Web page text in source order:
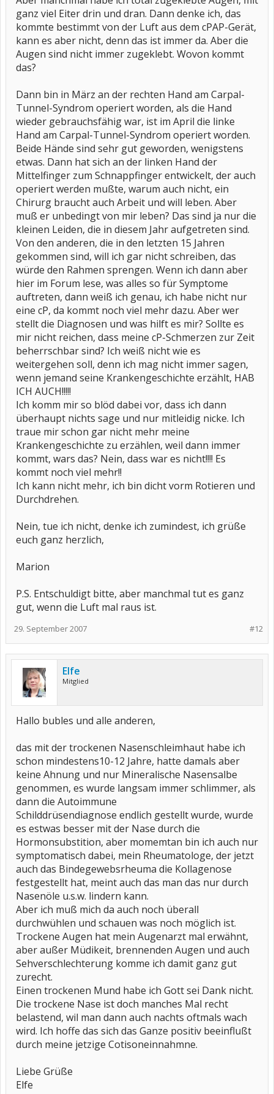
ganz viel Eiter drin und dran. Dann denke ich, das
kommte bestimmt von der Luft aus dem cPAP-Gerät,
kann es aber nicht, denn das ist immer da. Aber die
Augen sind nicht immer zugeklebt. Wovon kommt
das?
Dann bin in März an der rechten Hand am Carpal-
Tunnel-Syndrom operiert worden, als die Hand
wieder gebrauchsfähig war, ist im April die linke
Hand am Carpal-Tunnel-Syndrom operiert worden.
Beide Hände sind sehr gut geworden, wenigstens
etwas. Dann hat sich an der linken Hand der
Mittelfinger zum Schnappfinger entwickelt, der auch
operiert werden mußte, warum auch nicht, ein
Chirurg braucht auch Arbeit und will leben. Aber
muß er unbedingt von mir leben? Das sind ja nur die
kleinen Leiden, die in diesem Jahr aufgetreten sind.
Von den anderen, die in den letzten 15 Jahren
gekommen sind, will ich gar nicht schreiben, das
würde den Rahmen sprengen. Wenn ich dann aber
hier im Forum lese, was alles so für Symptome
auftreten, dann weiß ich genau, ich habe nicht nur
eine cP, da kommt noch viel mehr dazu. Aber wer
stellt die Diagnosen und was hilft es mir? Sollte es
mir nicht reichen, dass meine cP-Schmerzen zur Zeit
beherrschbar sind? Ich weiß nicht wie es
weitergehen soll, denn ich mag nicht immer sagen,
wenn jemand seine Krankengeschichte erzählt, HAB
ICH AUCH!!!!!
Ich komm mir so blöd dabei vor, dass ich dann
überhaupt nichts sage und nur mitleidig nicke. Ich
traue mir schon gar nicht mehr meine
Krankengeschichte zu erzählen, weil dann immer
kommt, wars das? Nein, dass war es nicht!!!! Es
kommt noch viel mehr!!
Ich kann nicht mehr, ich bin dicht vorm Rotieren und
Durchdrehen.
Nein, tue ich nicht, denke ich zumindest, ich grüße
euch ganz herzlich,
Marion
P.S. Entschuldigt bitte, aber manchmal tut es ganz
gut, wenn die Luft mal raus ist.
#12
29. September 2007
Elfe
Mitglied
Hallo bubles und alle anderen,
das mit der trockenen Nasenschleimhaut habe ich
schon mindestens10-12 Jahre, hatte damals aber
keine Ahnung und nur Mineralische Nasensalbe
genommen, es wurde langsam immer schlimmer, als
dann die Autoimmune
Schilddrüsendiagnose endlich gestellt wurde, wurde
es estwas besser mit der Nase durch die
Hormonsubstition, aber momemtan bin ich auch nur
symptomatisch dabei, mein Rheumatologe, der jetzt
auch das Bindegewebsrheuma die Kollagenose
festgestellt hat, meint auch das man das nur durch
Nasenöle u.s.w. lindern kann.
Aber ich muß mich da auch noch überall
durchwühlen und schauen was noch möglich ist.
Trockene Augen hat mein Augenarzt mal erwähnt,
aber außer Müdikeit, brennenden Augen und auch
Sehverschlechterung komme ich damit ganz gut
zurecht.
Einen trockenen Mund habe ich Gott sei Dank nicht.
Die trockene Nase ist doch manches Mal recht
belastend, wil man dann auch nachts oftmals wach
wird. Ich hoffe das sich das Ganze positiv beeinflußt
durch meine jetzige Cotisoneinnahmne.
Liebe Grüße
Elfe